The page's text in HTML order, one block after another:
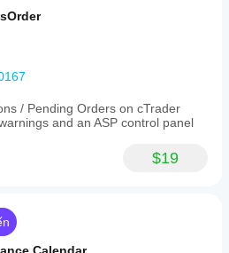
/ Pending Orders on cTrader
and an ASP control panel
$19